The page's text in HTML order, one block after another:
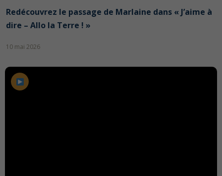
Redécouvrez le passage de Marlaine dans « J’aime à
dire – Allo la Terre ! »
10 mai 2026